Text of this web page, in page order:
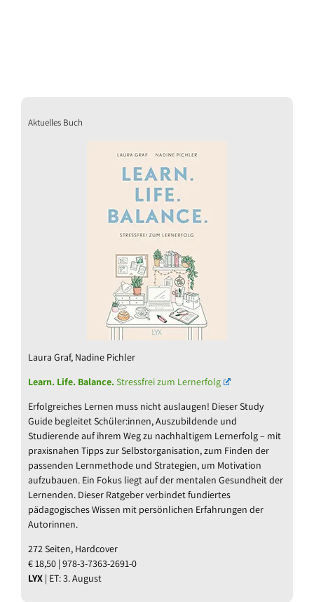
Aktuelles Buch
Laura Graf, Nadine Pichler
Learn. Life. Balance.Stressfrei zum Lernerfolg
Erfolgreiches Lernen muss nicht auslaugen! Dieser Study
Guide begleitet Schüler:innen, Auszubildende und
Studierende auf ihrem Weg zu nachhaltigem Lernerfolg – mit
praxisnahen Tipps zur Selbstorganisation, zum Finden der
passenden Lernmethode und Strategien, um Motivation
aufzubauen. Ein Fokus liegt auf der mentalen Gesundheit der
Lernenden. Dieser Ratgeber verbindet fundiertes
pädagogisches Wissen mit persönlichen Erfahrungen der
Autorinnen.
272 Seiten, Hardcover
€ 18,50 | 978-3-7363-2691-0
LYX | ET: 3. August